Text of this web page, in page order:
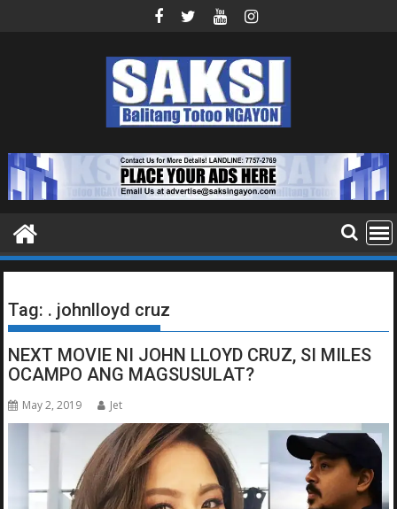
Tag: . johnlloyd cruz
NEXT MOVIE NI JOHN LLOYD CRUZ, SI MILES
OCAMPO ANG MAGSUSULAT?
May 2, 2019 Jet